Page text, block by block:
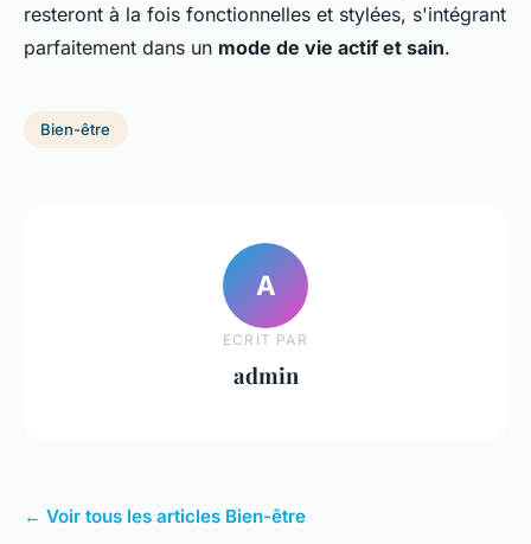
resteront à la fois fonctionnelles et stylées, s'intégrant
parfaitement dans un mode de vie actif et sain.
Bien-être
A
ECRIT PAR
admin
← Voir tous les articles Bien-être